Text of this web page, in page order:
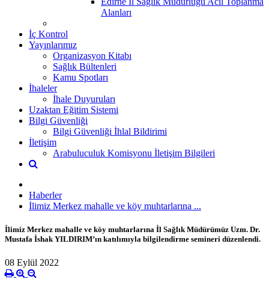
Alanları
İç Kontrol
Yayınlarımız
Organizasyon Kitabı
Sağlık Bültenleri
Kamu Spotları
İhaleler
İhale Duyuruları
Uzaktan Eğitim Sistemi
Bilgi Güvenliği
Bilgi Güvenliği İhlal Bildirimi
İletişim
Arabuluculuk Komisyonu İletişim Bilgileri
Haberler
İlimiz Merkez mahalle ve köy muhtarlarına ...
İlimiz Merkez mahalle ve köy muhtarlarına İl Sağlık Müdürümüz Uzm. Dr.
Mustafa İshak YILDIRIM’ın katılımıyla bilgilendirme semineri düzenlendi.
08 Eylül 2022